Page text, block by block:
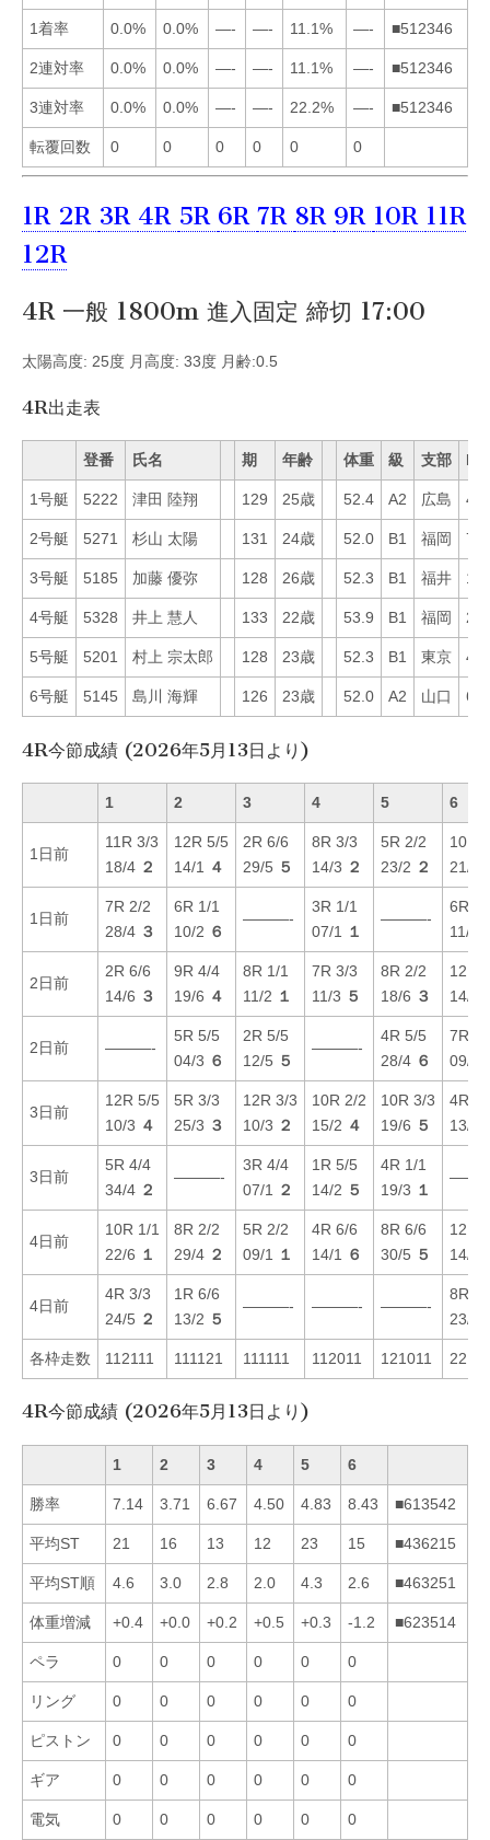
1着率 0.0% 0.0% —- —- 11.1% —- ■512346
2連対率 0.0% 0.0% —- —- 11.1% —- ■512346
3連対率 0.0% 0.0% —- —- 22.2% —- ■512346
転覆回数 0 0 0 0 0 0
1R 2R 3R 4R 5R 6R 7R 8R 9R 10R 11R
12R
4R 一般 1800m 進入固定 締切 17:00
太陽高度: 25度 月高度: 33度 月齢:0.5
4R出走表
登番 氏名 期 年齢 体重 級 支部 Mo
1号艇 5222 津田 陸翔 129 25歳 52.4 A2 広島 43
2号艇 5271 杉山 太陽 131 24歳 52.0 B1 福岡 70
3号艇 5185 加藤 優弥 128 26歳 52.3 B1 福井 17
4号艇 5328 井上 慧人 133 22歳 53.9 B1 福岡 26
5号艇 5201 村上 宗太郎 128 23歳 52.3 B1 東京 40
6号艇 5145 島川 海輝 126 23歳 52.0 A2 山口 67
4R今節成績 (2026年5月13日より)
1 2 3 4 5 6
1日前
11R 3/3
18/4 ２
12R 5/5
14/1
４
2R 6/6
29/5 ５
8R 3/3
14/3 ２
5R 2/2
23/2 ２
10R
21/1
1日前
7R 2/2
28/4 ３
6R 1/1
10/2 ６
———-
3R 1/1
07/1
１
———-
6R 2/
11/3
2日前
2R 6/6
14/6 ３
9R 4/4
19/6 ４
8R 1/1
11/2 １
7R 3/3
11/3 ５
8R 2/2
18/6 ３
12R
14/6
2日前 ———-
5R 5/5
04/3 ６
2R 5/5
12/5 ５
———-
4R 5/5
28/4 ６
7R 4/
09/2
3日前
12R 5/5
10/3 ４
5R 3/3
25/3 ３
12R 3/3
10/3 ２
10R 2/2
15/2 ４
10R 3/3
19/6 ５
4R 2/
13/1
3日前
5R 4/4
34/4 ２
———-
3R 4/4
07/1
２
1R 5/5
14/2 ５
4R 1/1
19/3 １
4日前
10R 1/1
22/6 １
8R 2/2
29/4 ２
5R 2/2
09/1
１
4R 6/6
14/1
６
8R 6/6
30/5 ５
12R
14/4
4日前
4R 3/3
24/5 ２
1R 6/6
13/2 ５
———- ———- ———-
8R 1/
23/1
各枠走数 112111 111121 111111 112011 121011
4R今節成績 (2026年5月13日より)
1 2 3 4 5 6
勝率 7.14 3.71 6.67 4.50 4.83 8.43 ■613542
平均ST 21 16 13 12 23 15 ■436215
平均ST順 4.6 3.0 2.8 2.0 4.3 2.6 ■463251
体重増減 +0.4 +0.0 +0.2 +0.5 +0.3 -1.2 ■623514
ペラ 0 0 0 0 0 0
リング 0 0 0 0 0 0
ピストン 0 0 0 0 0 0
ギア 0 0 0 0 0 0
電気 0 0 0 0 0 0